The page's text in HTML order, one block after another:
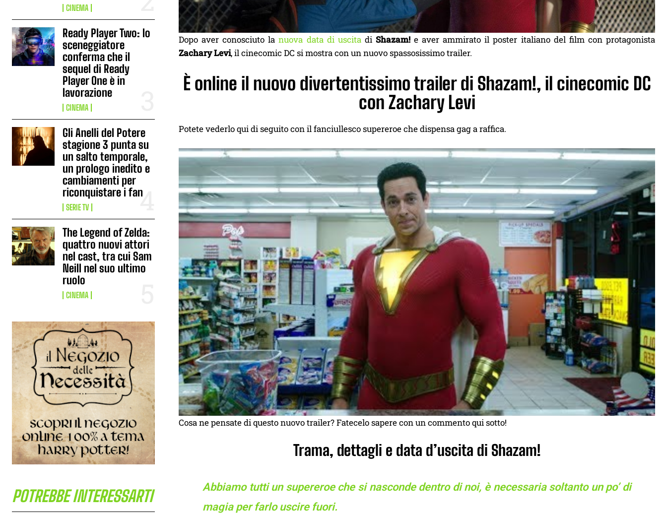
CINEMA
Ready Player Two: lo
sceneggiatore
conferma che il
sequel di Ready
Player One è in
lavorazione
CINEMA
Gli Anelli del Potere
stagione 3 punta su
un salto temporale,
un prologo inedito e
cambiamenti per
riconquistare i fan
SERIE TV
The Legend of Zelda:
quattro nuovi attori
nel cast, tra cui Sam
Neill nel suo ultimo
ruolo
CINEMA
POTREBBE INTERESSARTI
Dopo aver conosciuto lanuova data di uscitadi Shazam!e aver ammirato il poster italiano del film con protagonista
Zachary Levi, il cinecomic DC si mostra con un nuovo spassosissimo trailer.
È online il nuovo divertentissimo trailer di Shazam!, il cinecomic DC
con Zachary Levi
Potete vederlo qui di seguito con il fanciullesco supereroe che dispensa gag a raffica.
Cosa ne pensate di questo nuovo trailer? Fatecelo sapere con un commento qui sotto!
Trama, dettagli e data d’uscita di Shazam!
Abbiamo tutti un supereroe che si nasconde dentro di noi, è necessaria soltanto un po’ di
magia per farlo uscire fuori.